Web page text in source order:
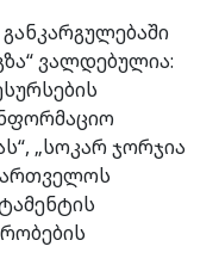
ვალდებულია:
„სოკარ ჯორჯია